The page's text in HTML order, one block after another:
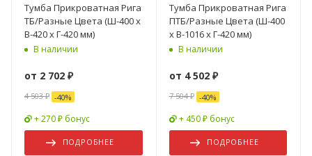
Тумба Прикроватная Рига
ТБ/Разные Цвета (Ш-400 х
В-420 х Г-420 мм)
В наличии
от 2 702 ₽
4 503 ₽ -40%
+ 270 ₽ бонус
ПОДРОБНЕЕ
Тумба Прикроватная Рига
ПТБ/Разные Цвета (Ш-400
х В-1016 х Г-420 мм)
В наличии
от 4 502 ₽
7 504 ₽ -40%
+ 450 ₽ бонус
ПОДРОБНЕЕ